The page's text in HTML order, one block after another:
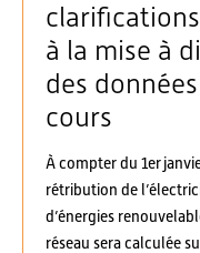
à la mise à
des
cours
À compter du 1er
rétribution de
d’énergies
réseau sera calculée